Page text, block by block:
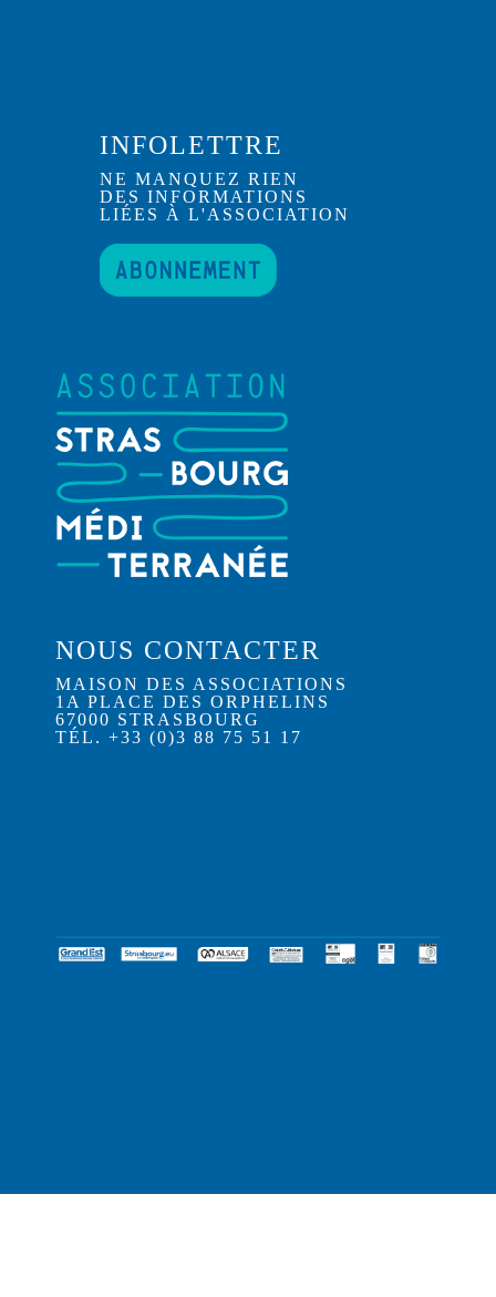
INFOLETTRE
NE MANQUEZ RIEN
DES INFORMATIONS
LIÉES À L'ASSOCIATION
NOUS CONTACTER
MAISON DES ASSOCIATIONS
1A PLACE DES ORPHELINS
67000 STRASBOURG
TÉL. +33 (0)3 88 75 51 17